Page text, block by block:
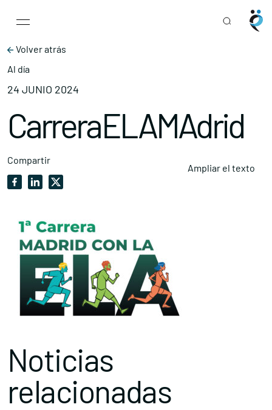
Main Navigation
Volver atrás
Al día
24 JUNIO 2024
CarreraELAMAdrid
Compartir
Ampliar el texto
Noticias
relacionadas